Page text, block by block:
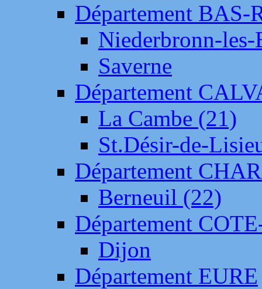
Département BAS-
Niederbronn-
Saverne
Département
La Cambe (21)
St.Désir-de-
Département
Berneuil (22)
Département
Dijon
Département EURE